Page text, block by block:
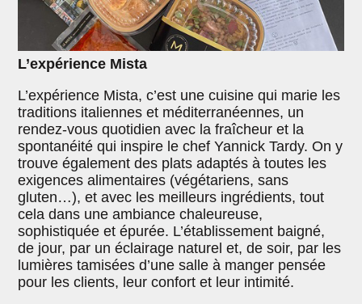
L’expérience Mista
L’expérience Mista, c’est une cuisine qui marie les
traditions italiennes et méditerranéennes, un
rendez-vous quotidien avec la fraîcheur et la
spontanéité qui inspire le chef Yannick Tardy. On y
trouve également des plats adaptés à toutes les
exigences alimentaires (végétariens, sans
gluten…), et avec les meilleurs ingrédients, tout
cela dans une ambiance chaleureuse,
sophistiquée et épurée. L’établissement baigné,
de jour, par un éclairage naturel et, de soir, par les
lumières tamisées d’une salle à manger pensée
pour les clients, leur confort et leur intimité.